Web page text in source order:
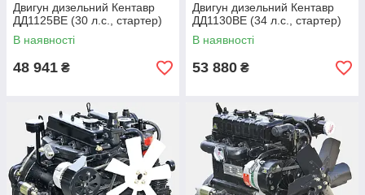
Двигун дизельний Кентавр
ДД1125ВЕ (30 л.с., стартер)
В наявності
48 941 ₴
Двигун дизельний Кентавр
ДД1130ВЕ (34 л.с., стартер)
В наявності
53 880 ₴